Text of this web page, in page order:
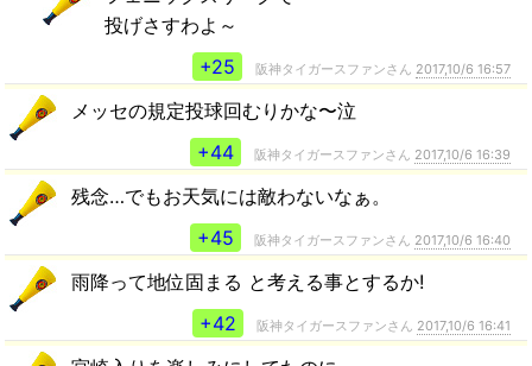
投げさすわよ～
+25
阪神タイガースファンさん 2017,10/6 16:57
メッセの規定投球回むりかな〜泣
+44
阪神タイガースファンさん 2017,10/6 16:39
残念…でもお天気には敵わないなぁ。
+45
阪神タイガースファンさん 2017,10/6 16:40
雨降って地位固まる と考える事とするか!
+42
阪神タイガースファンさん 2017,10/6 16:41